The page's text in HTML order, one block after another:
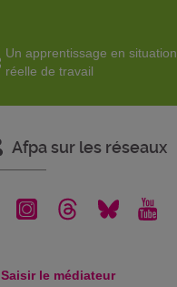
Un apprentissage en situation
réelle de travail
Afpa sur les réseaux
Saisir le médiateur